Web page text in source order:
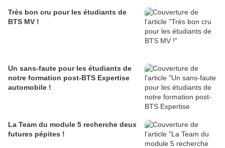
Très bon cru pour les étudiants de
BTS MV !
Un sans-faute pour les étudiants de
notre formation post-BTS Expertise
automobile !
La Team du module 5 recherche deux
futures pépites !